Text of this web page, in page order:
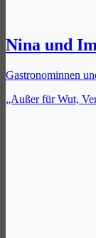
Nina und
Gastronominnen
„Außer für Wut,